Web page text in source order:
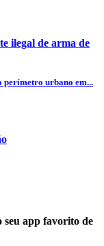
ilegal de arma de
perímetro urbano em...
seu app favorito de